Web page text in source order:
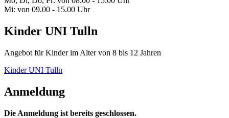
Mi: von 09.00 - 15.00 Uhr
Kinder UNI Tulln
Angebot für Kinder im Alter von 8 bis 12 Jahren
Kinder UNI Tulln
Anmeldung
Die Anmeldung ist bereits geschlossen.